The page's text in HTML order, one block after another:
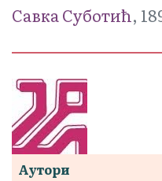
Савка Суботић,
Аутори